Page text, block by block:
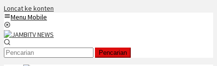
Loncat ke konten
Menu Mobile
Pencarian